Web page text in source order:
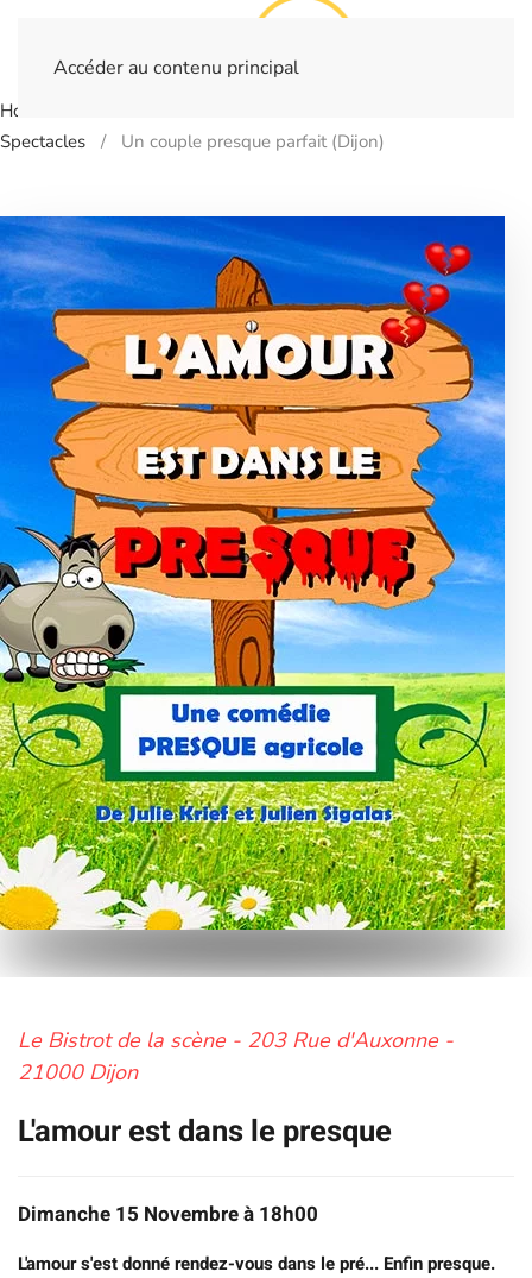
Accéder au contenu principal
Home
Spectacles
Un couple presque parfait (Dijon)
Le Bistrot de la scène - 203 Rue d'Auxonne -
21000 Dijon
L'amour est dans le presque
Dimanche 15 Novembre à 18h00
L'amour s'est donné rendez-vous dans le pré... Enfin presque.